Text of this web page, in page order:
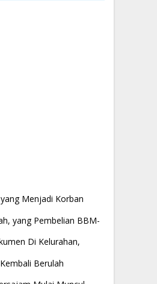
Menjadi Korban
yang Pembelian BBM-
Di Kelurahan,
Berulah